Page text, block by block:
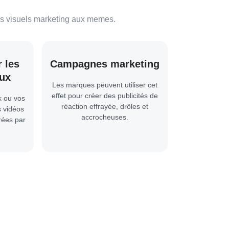
visuels marketing aux memes.
les
ou vos
vidéos
par
Campagnes marketing
Les marques peuvent utiliser cet
effet pour créer des publicités de
réaction effrayée, drôles et
accrocheuses.